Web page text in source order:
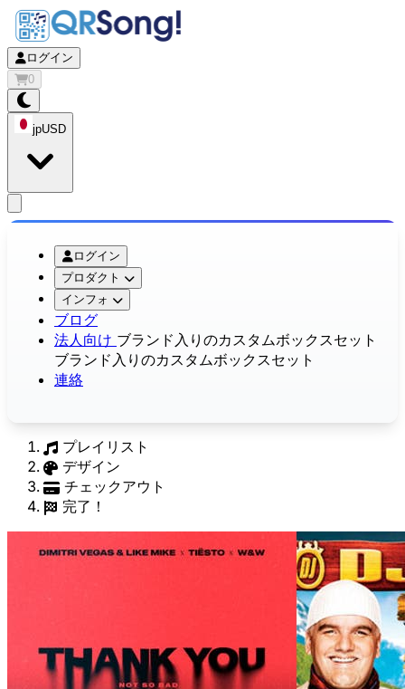
ログイン
0
jpUSD
ログイン
プロダクト
インフォ
ブログ
法人向け ブランド入りのカスタムボックスセット
ブランド入りのカスタムボックスセット
連絡
プレイリスト
デザイン
チェックアウト
完了！